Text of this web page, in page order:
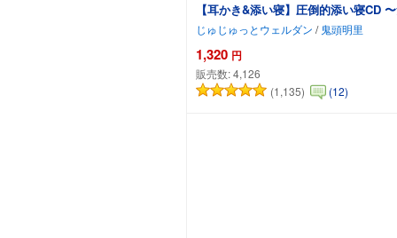
【耳かき&添い寝】圧倒的添い寝CD
じゅじゅっとウェルダン / 鬼頭明里
1,320 円
販売数:4,126
(1,135)
(12)